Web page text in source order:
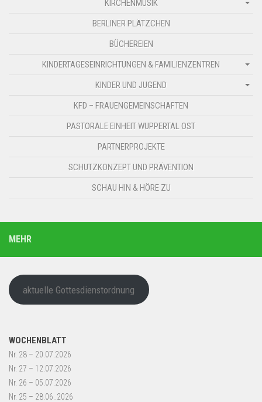
KIRCHENMUSIK
BERLINER PLÄTZCHEN
BÜCHEREIEN
KINDERTAGESEINRICHTUNGEN & FAMILIENZENTREN
KINDER UND JUGEND
KFD – FRAUENGEMEINSCHAFTEN
PASTORALE EINHEIT WUPPERTAL OST
PARTNERPROJEKTE
SCHUTZKONZEPT UND PRÄVENTION
SCHAU HIN & HÖRE ZU
MEHR
aktuelle Gottesdienstordnung
WOCHENBLATT
Nr. 28 – 20.07.2026
Nr. 27 – 12.07.2026
Nr. 26 – 05.07.2026
Nr. 25 – 28.06..2026